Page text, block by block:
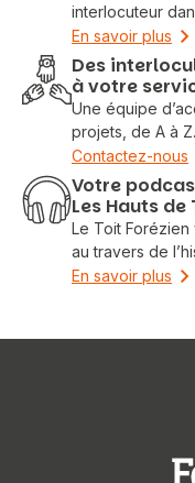
interlocuteur
En savoir plus
Des
à votre
Une équipe
projets, de A à Z.
Contactez-nous
Votre
Les Hauts
Le Toit
au travers de
En savoir plus